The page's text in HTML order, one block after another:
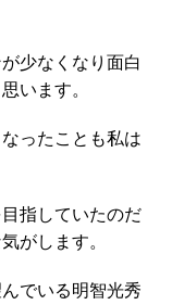
少なくなり面白
います。
ったことも私は
指していたのだ
がします。
でいる明智光秀